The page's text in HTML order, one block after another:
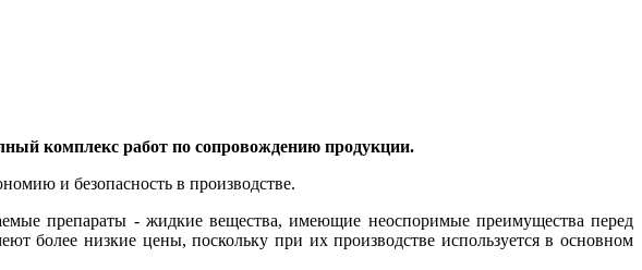
комплекс работ по сопровождению продукции.
и безопасность в производстве.
препараты - жидкие вещества, имеющие неоспоримые преимущества перед
более низкие цены, поскольку при их производстве используется в основном